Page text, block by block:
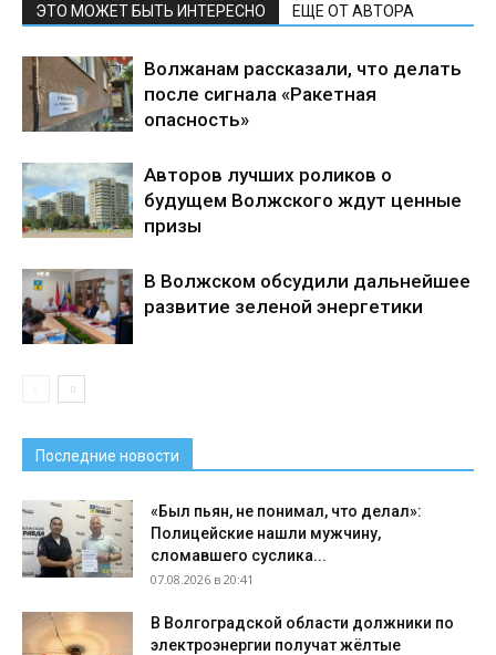
ЭТО МОЖЕТ БЫТЬ ИНТЕРЕСНО ЕЩЕ ОТ АВТОРА
Волжанам рассказали, что делать
после сигнала «Ракетная
опасность»
Авторов лучших роликов о
будущем Волжского ждут ценные
призы
В Волжском обсудили дальнейшее
развитие зеленой энергетики
Последние новости
«Был пьян, не понимал, что делал»:
Полицейские нашли мужчину,
сломавшего суслика...
07.08.2026 в 20:41
В Волгоградской области должники по
электроэнергии получат жёлтые